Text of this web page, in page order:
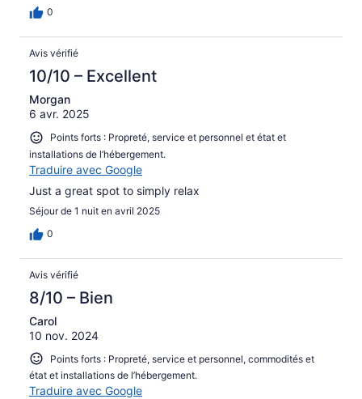
0
Avis vérifié
10/10 – Excellent
Morgan
6 avr. 2025
Points forts : Propreté, service et personnel et état et
installations de l’hébergement.
Traduire avec Google
Just a great spot to simply relax
Séjour de 1 nuit en avril 2025
0
Avis vérifié
8/10 – Bien
Carol
10 nov. 2024
Points forts : Propreté, service et personnel, commodités et
état et installations de l’hébergement.
Traduire avec Google